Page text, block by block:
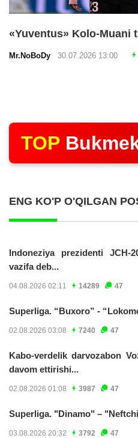
«Yuventus» Kolo-Muani
Mr.NoBoDy 30.07.2026 13:00
TOP
ENG KO'P O'QILGAN
Indoneziya prezidenti JCH-
vazifa deb...
04.08.2026 02:11 14289 47
Superliga. “Buxoro” -
02.08.2026 03:08 7240 47
Kabo-verdelik darvozabon
davom ettirishi...
02.08.2026 01:08 3987 47
Superliga. "Dinamo" –
03.08.2026 20:32 3792 47